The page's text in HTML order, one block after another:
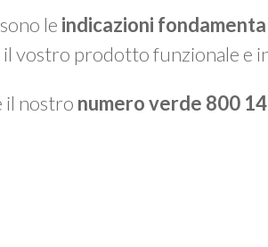
le indicazioni
vostro prodotto funzionale e
il nostro numero verde 800